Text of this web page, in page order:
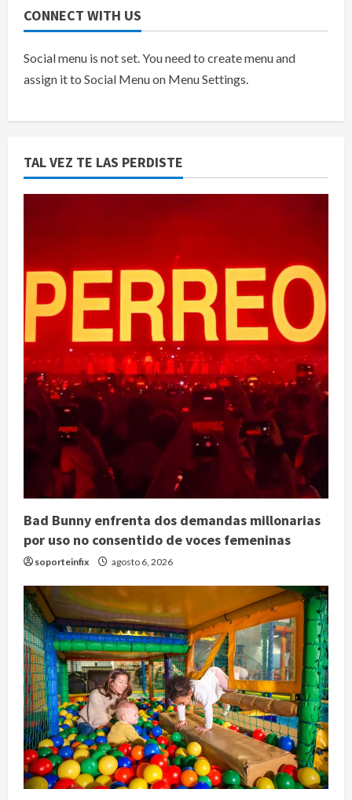
CONNECT WITH US
Social menu is not set. You need to create menu and
assign it to Social Menu on Menu Settings.
TAL VEZ TE LAS PERDISTE
Bad Bunny enfrenta dos demandas millonarias
por uso no consentido de voces femeninas
soporteinfix agosto 6, 2026